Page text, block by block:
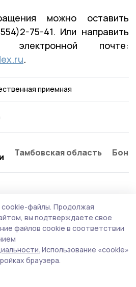
можно оставить
75-41. Или направить
почте:
.
приемная
Тамбовская область
файлы. Продолжая
вы подтверждаете свое
файлов cookie в соответствии
Использование «cookie»
браузера.